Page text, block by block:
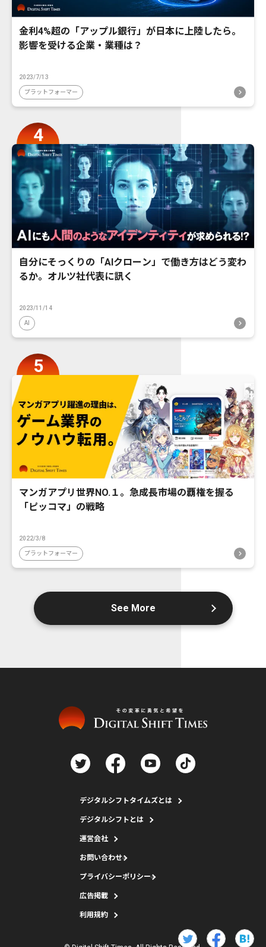
金利4%超の「アップル銀行」が日本に上陸したら。
影響を受ける企業・業種は？
2023/7/13
プラットフォーマー
自分にそっくりの「AIクローン」で働き方はどう変わ
るか。オルツ社代表に訊く
2023/11/14
AI
マンガアプリ世界NO.１。急成長市場の覇権を握る
「ピッコマ」の戦略
2022/3/8
プラットフォーマー
See More
デジタルシフトタイムズとは
デジタルシフトとは
運営会社
お問い合わせ
プライバシーポリシー
広告掲載
利用規約